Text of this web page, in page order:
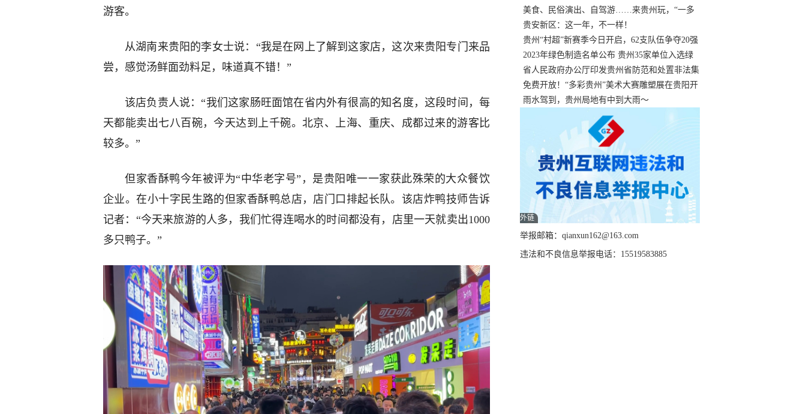
游客。
从湖南来贵阳的李女士说：“我是在网上了解到这家店，这次来贵阳专门来品
尝，感觉汤鲜面劲料足，味道真不错！”
该店负责人说：“我们这家肠旺面馆在省内外有很高的知名度，这段时间，每
天都能卖出七八百碗，今天达到上千碗。北京、上海、重庆、成都过来的游客比
较多。”
但家香酥鸭今年被评为“中华老字号”，是贵阳唯一一家获此殊荣的大众餐饮
企业。在小十字民生路的但家香酥鸭总店，店门口排起长队。该店炸鸭技师告诉
记者：“今天来旅游的人多，我们忙得连喝水的时间都没有，店里一天就卖出1000
多只鸭子。”
正式“打响”
美食、民俗演出、自驾游……来贵州玩，“一多
两减三免”！
贵安新区：这一年，不一样！
贵州“村超”新赛季今日开启，62支队伍争夺20强
名额
2023年绿色制造名单公布 贵州35家单位入选绿
色工厂
省人民政府办公厅印发贵州省防范和处置非法集
资工作实施细则
免费开放！“多彩贵州”美术大赛雕塑展在贵阳开
展，持续至1月19日
雨水驾到，贵州局地有中到大雨～
外链
举报邮箱：qianxun162@163.com
违法和不良信息举报电话：15519583885